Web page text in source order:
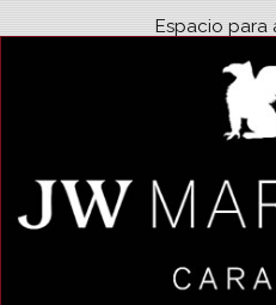
Espacio para